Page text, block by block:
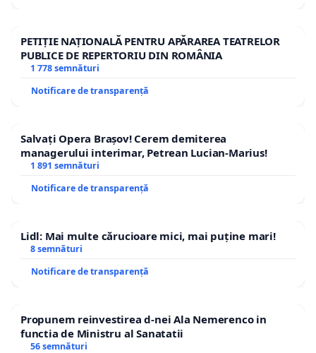
PETIȚIE NAȚIONALĂ PENTRU APĂRAREA TEATRELOR
PUBLICE DE REPERTORIU DIN ROMÂNIA
1 778 semnături
Notificare de transparență
Salvați Opera Brașov! Cerem demiterea
managerului interimar, Petrean Lucian-Marius!
1 891 semnături
Notificare de transparență
Lidl: Mai multe cărucioare mici, mai puține mari!
8 semnături
Notificare de transparență
Propunem reinvestirea d-nei Ala Nemerenco in
functia de Ministru al Sanatatii
56 semnături